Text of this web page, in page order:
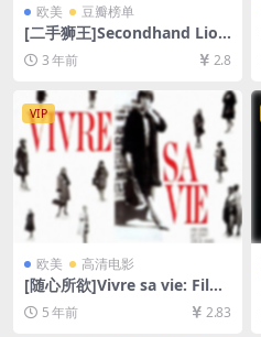
欧美 豆瓣榜单
[二手狮王]Secondhand Lion
s (2003)[百度网盘+夸克网盘1
080P超清未删减资源][网盘在
线播放/下载][MP4/6.9GB][中
英字幕]
3 年前 2.8
VIP
欧美 高清电影
[随心所欲]Vivre sa vie: Film
en douze tableaux (1962)
[百度网盘+迅雷云盘资源1080
5 年前 2.83